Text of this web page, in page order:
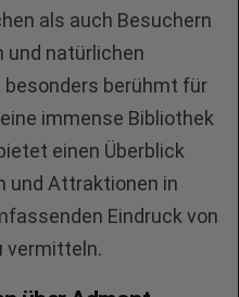
als auch Besuchern
und natürlichen
berühmt für
immense Bibliothek
einen Überblick
und Attraktionen in
Eindruck von
vermitteln.